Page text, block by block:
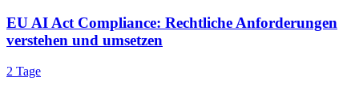
EU AI Act Compliance: Rechtliche Anforderungen
verstehen und umsetzen
2 Tage